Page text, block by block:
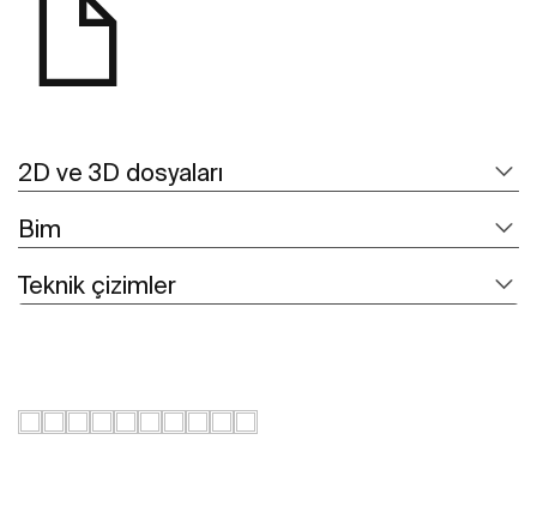
2D ve 3D dosyaları
Bim
Teknik çizimler